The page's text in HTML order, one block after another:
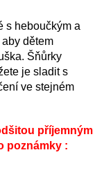
s heboučkým a
dětem
Šňůrky
je sladit s
ve stejném
příjemným
poznámky :